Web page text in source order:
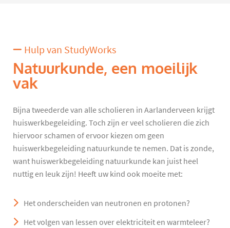
Hulp van StudyWorks
Natuurkunde, een moeilijk
vak
Bijna tweederde van alle scholieren in Aarlanderveen krijgt
huiswerkbegeleiding. Toch zijn er veel scholieren die zich
hiervoor schamen of ervoor kiezen om geen
huiswerkbegeleiding natuurkunde te nemen. Dat is zonde,
want huiswerkbegeleiding natuurkunde kan juist heel
nuttig en leuk zijn! Heeft uw kind ook moeite met:
Het onderscheiden van neutronen en protonen?
Het volgen van lessen over elektriciteit en warmteleer?